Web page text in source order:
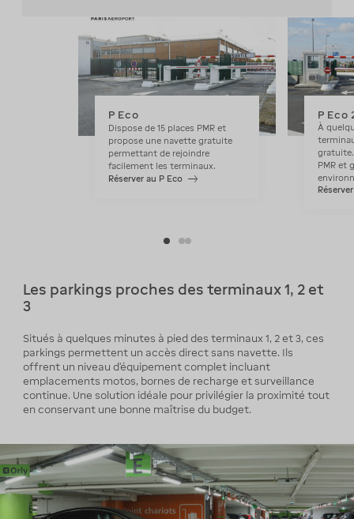
P Eco
Dispose de 15 places PMR et
propose une navette gratuite
permettant de rejoindre
facilement les terminaux.
Réserver au P Eco
P Eco
À
gratuite.
PMR et
Les parkings proches des terminaux 1, 2 et
3
Situés à quelques minutes à pied des terminaux 1, 2 et 3, ces
parkings permettent un accès direct sans navette. Ils
offrent un niveau d’équipement complet incluant
emplacements motos, bornes de recharge et surveillance
continue. Une solution idéale pour privilégier la proximité tout
en conservant une bonne maîtrise du budget.